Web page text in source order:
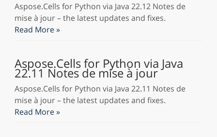
Aspose.Cells for Python via Java 22.12 Notes de
mise à jour – the latest updates and fixes.
Read More »
Aspose.Cells for Python via Java
22.11 Notes de mise à jour
Aspose.Cells for Python via Java 22.11 Notes de
mise à jour – the latest updates and fixes.
Read More »